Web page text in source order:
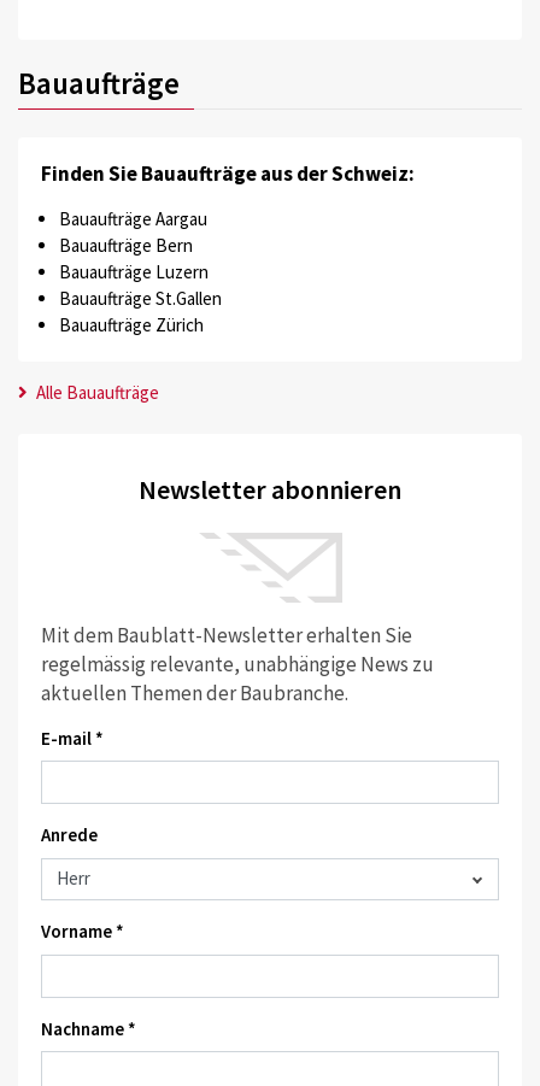
Bauaufträge
Finden Sie Bauaufträge aus der Schweiz:
Bauaufträge Aargau
Bauaufträge Bern
Bauaufträge Luzern
Bauaufträge St.Gallen
Bauaufträge Zürich
Alle Bauaufträge
Newsletter abonnieren
Mit dem Baublatt-Newsletter erhalten Sie
regelmässig relevante, unabhängige News zu
aktuellen Themen der Baubranche.
E-mail *
Anrede
Vorname *
Nachname *